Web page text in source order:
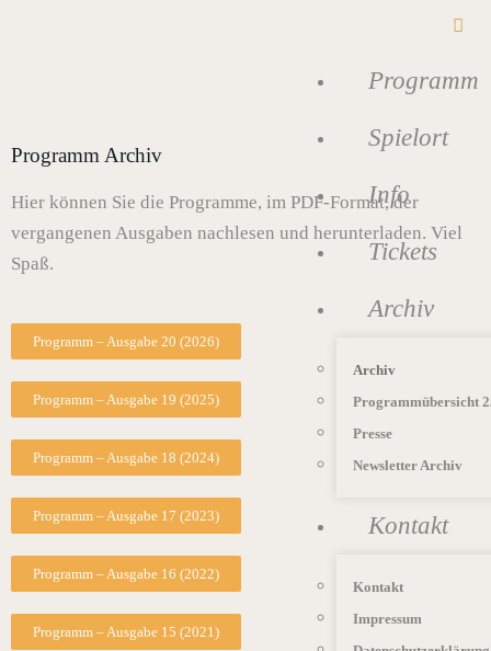
Programm
Spielort
Info
Tickets
Archiv
Archiv
Programmübersicht
Presse
Newsletter Archiv
Kontakt
Kontakt
Impressum
Programm Archiv
Hier können Sie die Programme, im PDF-Format, der
vergangenen Ausgaben nachlesen und herunterladen. Viel
Spaß.
Programm – Ausgabe 20 (2026)
Programm – Ausgabe 19 (2025)
Programm – Ausgabe 18 (2024)
Programm – Ausgabe 17 (2023)
Programm – Ausgabe 16 (2022)
Programm – Ausgabe 15 (2021)